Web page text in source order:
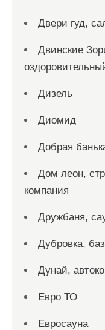
Двери гуд,
Двинские
Дизель
Диомид
Добрая
Дом леон,
компания
Дружбаня,
Дубровка,
Дунай,
Евро ТО
Евросауна